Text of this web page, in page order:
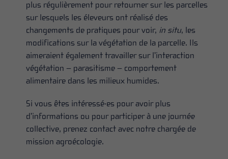
plus régulièrement pour retourner sur les parcelles
sur lesquels les éleveurs ont réalisé des
changements de pratiques pour voir, in situ, les
modifications sur la végétation de la parcelle. Ils
aimeraient également travailler sur l’interaction
végétation – parasitisme – comportement
alimentaire dans les milieux humides.
Si vous êtes intéressé·es pour avoir plus
d’informations ou pour participer à une journée
collective, prenez contact avec notre chargée de
mission agroécologie.